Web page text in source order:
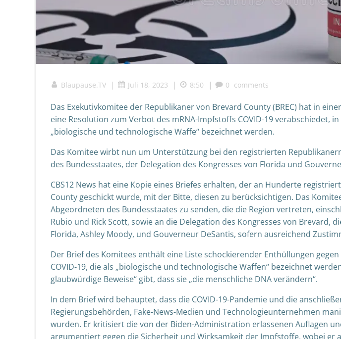
Blaupause.TV | Juli 18, 2023 | 8:50 | 0 comments
Das Exekutivkomitee der Republikaner von Brevard County (BREC) hat in
eine Resolution zum Verbot des mRNA-Impfstoffs COVID-19 verabschiedet,
„biologische und technologische Waffe“ bezeichnet werden.
Das Komitee wirbt nun um Unterstützung bei den registrierten
des Bundesstaates, der Delegation des Kongresses von Florida und
CBS12 News hat eine Kopie eines Briefes erhalten, der an Hunderte
County geschickt wurde, mit der Bitte, diesen zu berücksichtigen. Das
Abgeordneten des Bundesstaates zu senden, die die Region vertreten,
Rubio und Rick Scott, sowie an die Delegation des Kongresses von Brevard,
Florida, Ashley Moody, und Gouverneur DeSantis, sofern ausreichend
Der Brief des Komitees enthält eine Liste schockierender Enthüllungen
COVID-19, die als „biologische und technologische Waffen“ bezeichnet
glaubwürdige Beweise“ gibt, dass sie „die menschliche DNA verändern“.
In dem Brief wird behauptet, dass die COVID-19-Pandemie und die
Regierungsbehörden, Fake-News-Medien und Technologieunternehmen
wurden. Er kritisiert die von der Biden-Administration erlassenen Auflagen
argumentiert gegen die Sicherheit und Wirksamkeit der Impfstoffe, wobei er